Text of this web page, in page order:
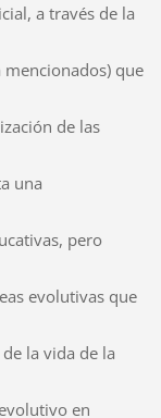
a través de la
mencionados) que
de las
una
pero
evolutivas que
la vida de la
en